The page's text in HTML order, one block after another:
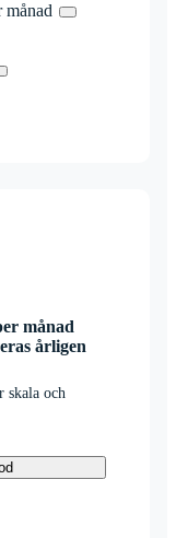
månad
månad
årligen
skala och